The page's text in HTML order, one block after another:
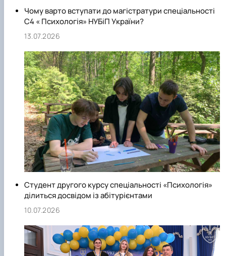
Чому варто вступати до магістратури спеціальності
С4 « Психологія» НУБіП України?
13.07.2026
Студент другого курсу спеціальності «Психологія»
ділиться досвідом із абітурієнтами
10.07.2026